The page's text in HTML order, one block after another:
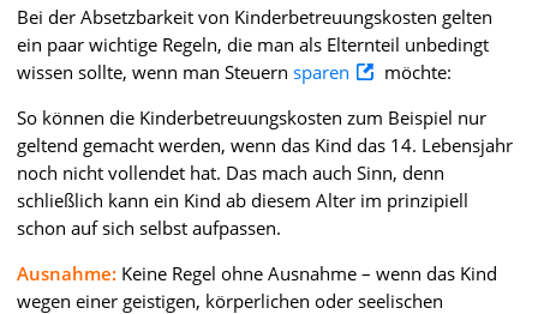
Bei der Absetzbarkeit von Kinderbetreuungskosten gelten
ein paar wichtige Regeln, die man als Elternteil unbedingt
wissen sollte, wenn man Steuern sparen
möchte:
So können die Kinderbetreuungskosten zum Beispiel nur
geltend gemacht werden, wenn das Kind das 14. Lebensjahr
noch nicht vollendet hat. Das mach auch Sinn, denn
schließlich kann ein Kind ab diesem Alter im prinzipiell
schon auf sich selbst aufpassen.
Ausnahme: Keine Regel ohne Ausnahme – wenn das Kind
wegen einer geistigen, körperlichen oder seelischen